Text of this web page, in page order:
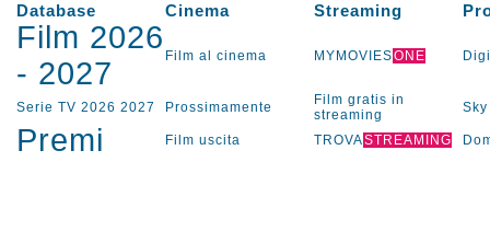
Database Cinema Streaming
Film 2026
- 2027 Film al cinema MYMOVIESONE
Serie TV 2026 2027 Prossimamente
Film gratis in
streaming
Sky
Premi Film uscita TROVASTREAMING